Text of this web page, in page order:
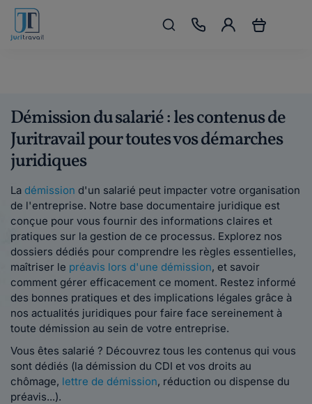
Démission du salarié : les contenus de
Juritravail pour toutes vos démarches
juridiques
La démission d'un salarié peut impacter votre organisation
de l'entreprise. Notre base documentaire juridique est
conçue pour vous fournir des informations claires et
pratiques sur la gestion de ce processus. Explorez nos
dossiers dédiés pour comprendre les règles essentielles,
maîtriser le préavis lors d'une démission, et savoir
comment gérer efficacement ce moment. Restez informé
des bonnes pratiques et des implications légales grâce à
nos actualités juridiques pour faire face sereinement à
toute démission au sein de votre entreprise.
Vous êtes salarié ? Découvrez tous les contenus qui vous
sont dédiés (la démission du CDI et vos droits au
chômage, lettre de démission, réduction ou dispense du
préavis...).